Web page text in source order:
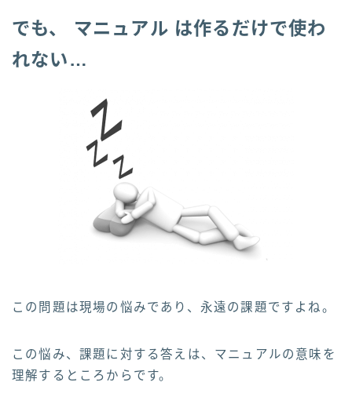
でも、 マニュアル は作るだけで使わ
れない…
この問題は現場の悩みであり、永遠の課題ですよね。
この悩み、課題に対する答えは、マニュアルの意味を
理解するところからです。